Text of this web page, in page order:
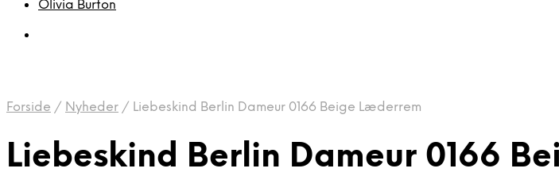
Olivia Burton
Forside / Nyheder / Liebeskind Berlin Dameur 0166 Beige Læderrem
Liebeskind Berlin Dameur 0166